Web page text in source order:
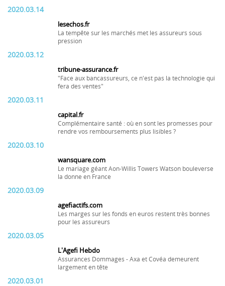
2020.03.14
lesechos.fr
La tempête sur les marchés met les assureurs sous
pression
2020.03.12
tribune-assurance.fr
"Face aux bancassureurs, ce n'est pas la technologie qui
fera des ventes"
2020.03.11
capital.fr
Complémentaire santé : où en sont les promesses pour
rendre vos remboursements plus lisibles ?
2020.03.10
wansquare.com
Le mariage géant Aon-Willis Towers Watson bouleverse
la donne en France
2020.03.09
agefiactifs.com
Les marges sur les fonds en euros restent très bonnes
pour les assureurs
2020.03.05
L'Agefi Hebdo
Assurances Dommages - Axa et Covéa demeurent
largement en tête
2020.03.01